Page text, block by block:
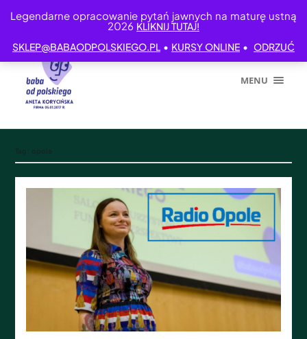
Legendarne opracowanie pytań jawnych na maturę ustną
2026 KLIKNIJ TUTAJ!
SKLEP@BABAODPOLSKIEGO.PL • KURSY ONLINE • ODRZUĆ
MENU